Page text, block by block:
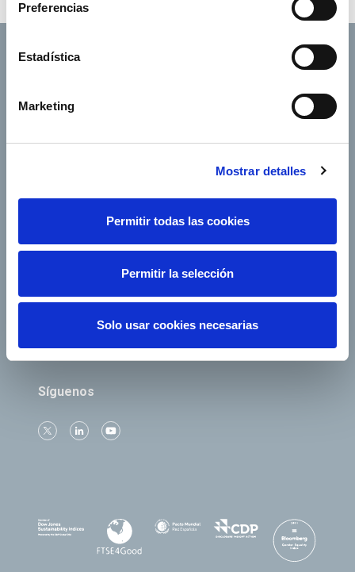
Preferencias
Estadística
Marketing
Mostrar detalles
Permitir todas las cookies
Permitir la selección
Solo usar cookies necesarias
Footer TOP
Conócenos
Empleo
Sala de prensa
Gobierno corporativo
Junta de Accionistas
Proveedores
Contacto
Empresas del grupo
Síguenos